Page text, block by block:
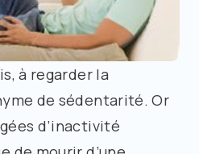
à regarder la
de sédentarité. Or
d’inactivité